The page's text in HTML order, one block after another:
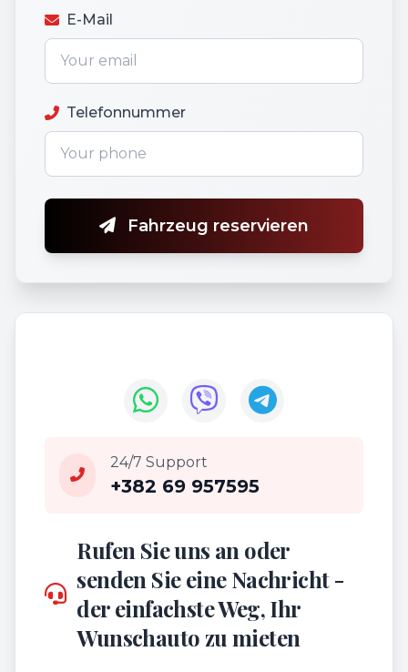
E-Mail
Telefonnummer
Fahrzeug reservieren
24/7 Support
+382 69 957595
Rufen Sie uns an oder
senden Sie eine Nachricht -
der einfachste Weg, Ihr
Wunschauto zu mieten